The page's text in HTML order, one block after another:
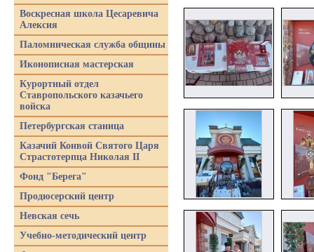
Воскресная школа Цесаревича
Алексия
Паломническая служба общины
Иконописная мастерская
Курортный отдел
Ставропольского казачьего
войска
Петербургская станица
Казачий Конвой Святого Царя
Страстотерпца Николая II
Фонд "Берега"
Продюсерский центр
Невская сечь
Учебно-методический центр